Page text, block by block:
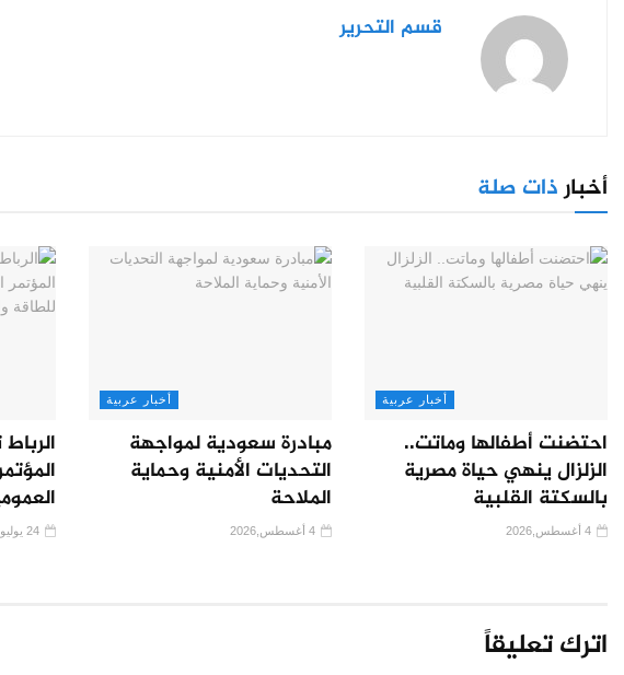
قسم التحرير
أخبارذات صلة
أخبار عربية
احتضنت أطفالها وماتت..
الزلزال ينهي حياة مصرية
بالسكتة القلبية
أخبار عربية
مبادرة سعودية لمواجهة
التحديات الأمنية وحماية
الملاحة
اترك تعليقاً